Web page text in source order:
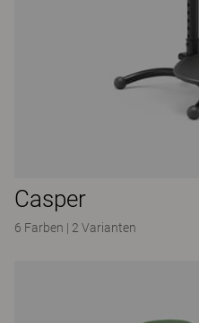
Casper
6 Farben | 2 Varianten